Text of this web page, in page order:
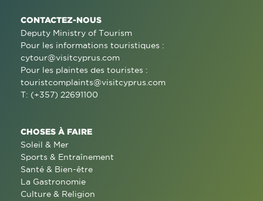
CONTACTEZ-NOUS
Deputy Ministry of Tourism
Pour les informations touristiques :
cytour@visitcyprus.com
Pour les plaintes des touristes :
touristcomplaints@visitcyprus.com
T: (+357) 22691100
CHOSES À FAIRE
Soleil & Mer
Sports & Entraînement
Santé & Bien-être
La Gastronomie
Culture & Religion